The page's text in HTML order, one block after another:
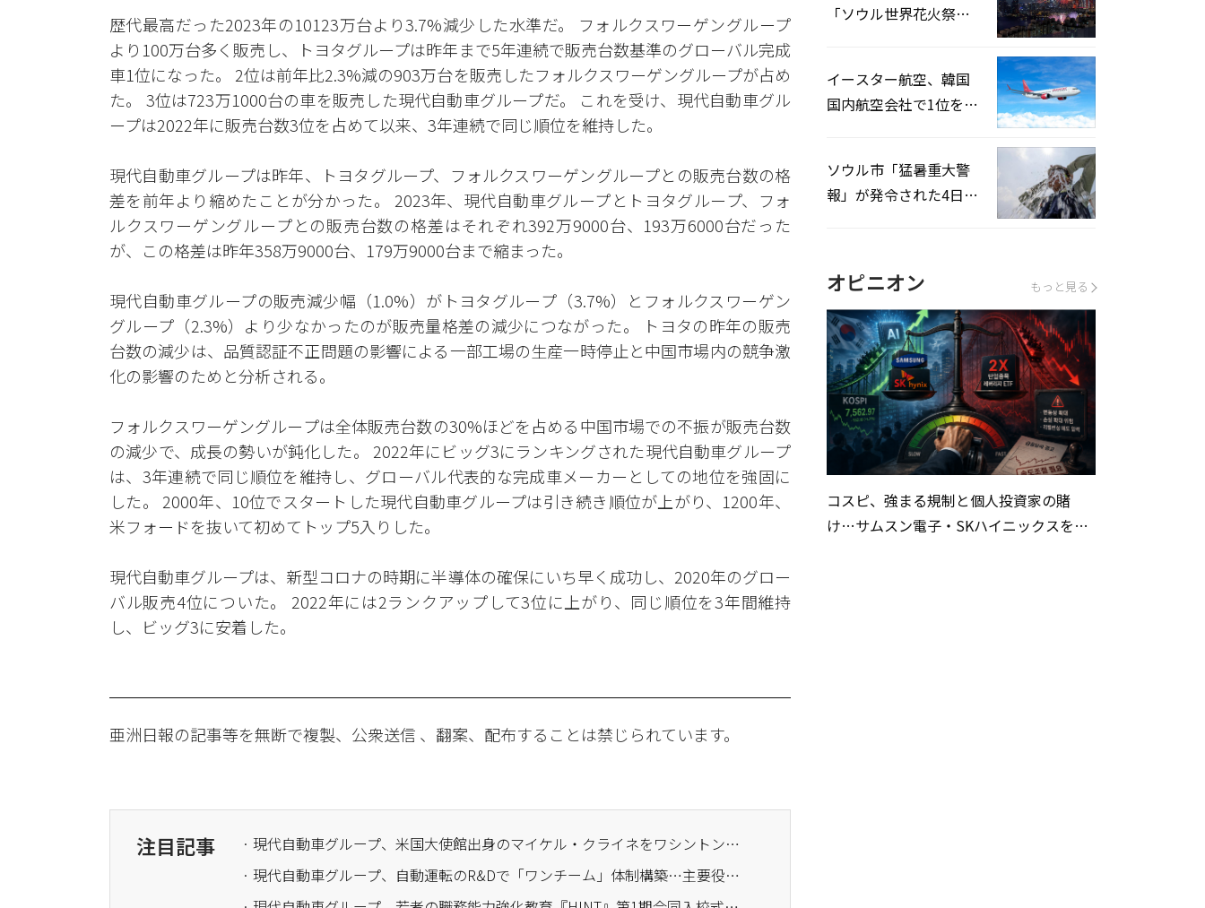
歴代最高だった2023年の10123万台より3.7%減少した水準だ。 フォルクスワーゲングループ
より100万台多く販売し、トヨタグループは昨年まで5年連続で販売台数基準のグローバル完成
車1位になった。 2位は前年比2.3%減の903万台を販売したフォルクスワーゲングループが占め
た。 3位は723万1000台の車を販売した現代自動車グループだ。 これを受け、現代自動車グル
ープは2022年に販売台数3位を占めて以来、3年連続で同じ順位を維持した。
現代自動車グループは昨年、トヨタグループ、フォルクスワーゲングループとの販売台数の格
差を前年より縮めたことが分かった。 2023年、現代自動車グループとトヨタグループ、フォ
ルクスワーゲングループとの販売台数の格差はそれぞれ392万9000台、193万6000台だった
が、この格差は昨年358万9000台、179万9000台まで縮まった。
現代自動車グループの販売減少幅（1.0%）がトヨタグループ（3.7%）とフォルクスワーゲン
グループ（2.3%）より少なかったのが販売量格差の減少につながった。 トヨタの昨年の販売
台数の減少は、品質認証不正問題の影響による一部工場の生産一時停止と中国市場内の競争激
化の影響のためと分析される。
フォルクスワーゲングループは全体販売台数の30%ほどを占める中国市場での不振が販売台数
の減少で、成長の勢いが鈍化した。 2022年にビッグ3にランキングされた現代自動車グループ
は、3年連続で同じ順位を維持し、グローバル代表的な完成車メーカーとしての地位を強固に
した。 2000年、10位でスタートした現代自動車グループは引き続き順位が上がり、1200年、
米フォードを抜いて初めてトップ5入りした。
現代自動車グループは、新型コロナの時期に半導体の確保にいち早く成功し、2020年のグロー
バル販売4位についた。 2022年には2ランクアップして3位に上がり、同じ順位を3年間維持
し、ビッグ3に安着した。
亜洲日報の記事等を無断で複製、公衆送信 、翻案、配布することは禁じられています。
注目記事
· 現代自動車グループ、米国大使館出身のマイケル・クライネをワシントンDC事務所長に任命
· 現代自動車グループ、自動運転のR&Dで「ワンチーム」体制構築…主要役員の兼務体制を始動
「ソウル世界花火祭り
イースター航空、韓国
国内航空会社で1位を記
ソウル市「猛暑重大警
報」が発令された4日、
オピニオン もっと見る
コスピ、強まる規制と個人投資家の賭
け…サムスン電子・SKハイニックスを巡